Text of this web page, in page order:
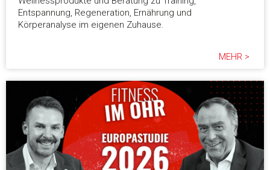
Entspannung, Regeneration, Ernährung und
Körperanalyse im eigenen Zuhause.
MEHR >